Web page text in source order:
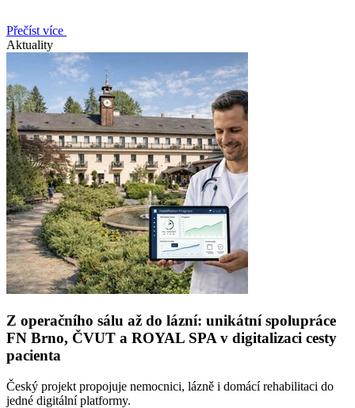
Přečíst více
Aktuality
Z operačního sálu až do lázní: unikátní spolupráce
FN Brno, ČVUT a ROYAL SPA v digitalizaci cesty
pacienta
Český projekt propojuje nemocnici, lázně i domácí rehabilitaci do
jedné digitální platformy.